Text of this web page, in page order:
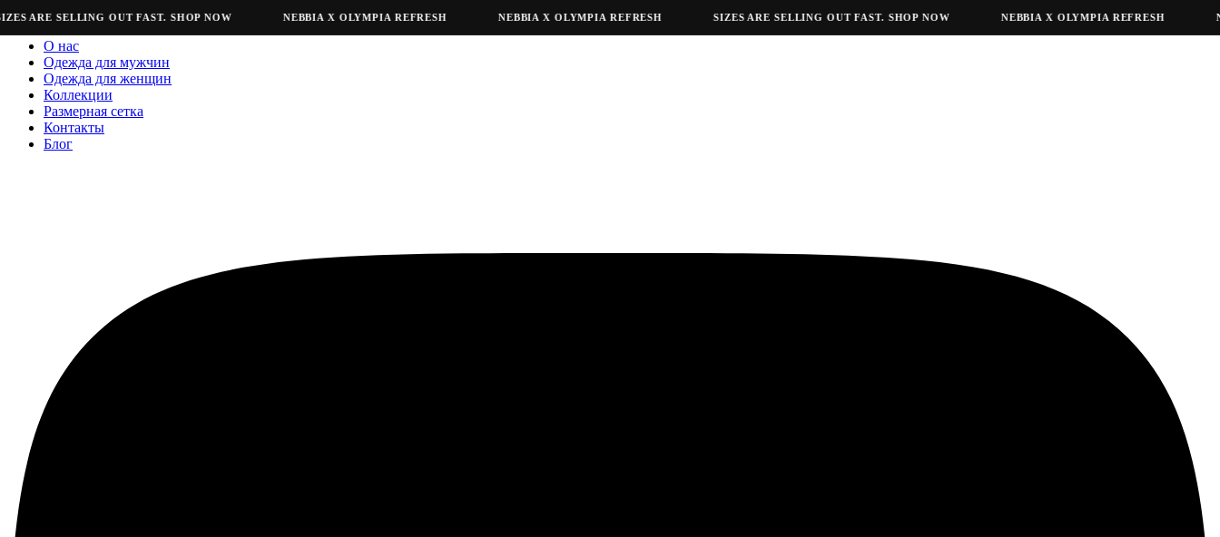
SELLING OUT FAST. SHOP NOW NEBBIA X OLYMPIA REFRESH NEBBIA X OLYMPIA REFRESH SIZES ARE SELLING OUT FAST. SHOP NOW NEBBIA X OLYMPIA REFRESH
О нас
Одежда для мужчин
Одежда для женщин
Коллекции
Размерная сетка
Контакты
Блог